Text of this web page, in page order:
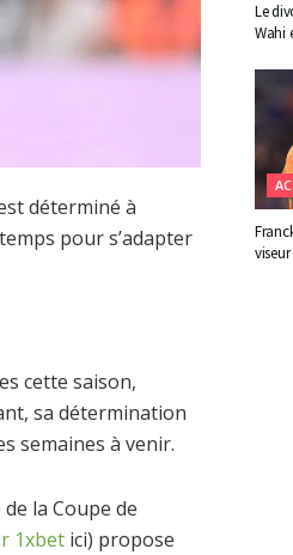
déterminé à
pour s’adapter
cette saison,
sa détermination
semaines à venir.
la Coupe de
1xbet ici) propose
Le
Wahi
viseur